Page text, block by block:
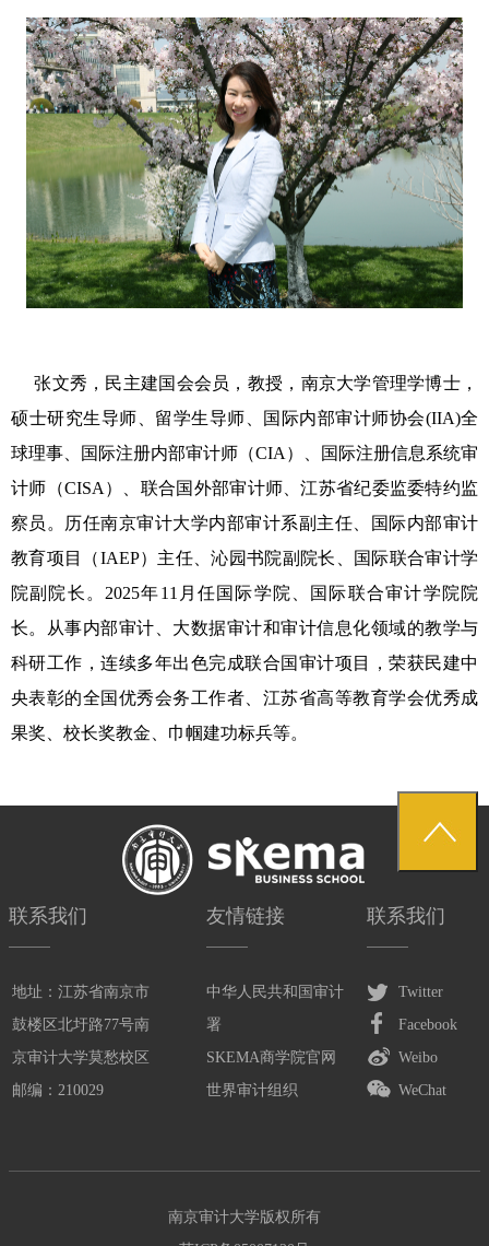
张文秀，民主建国会会员，教授，南京大学管理学博士，
硕士研究生导师、留学生导师、国际内部审计师协会(IIA)全
球理事、
国际注册内部审计师（CIA）、
国际注册信息系统审
计师（CISA）、联合国外部审计师、江苏省纪委监委特约监
察员。历任南京审计大学内部审计系副主任、国际内部审计
教育项目（IAEP）主任、沁园书院副院长、国际联合审计学
院副院长。2025年11月任国际学院、国际联合审计学院院
长。从事内部审计、大数据审计和审计信息化领域的教学与
科研工作，连续多年出色完成联合国审计项目，荣获民建中
央表彰的全国优秀会务工作者、江苏省高等教育学会优秀成
果奖、校长奖教金、巾帼建功标兵等。
联系我们
地址：江苏省南京市
鼓楼区北圩路77号南
京审计大学莫愁校区
邮编：210029
友情链接
中华人民共和国审计
署
SKEMA商学院官网
世界审计组织
联系我们
Twitter
Facebook
Weibo
WeChat
南京审计大学版权所有